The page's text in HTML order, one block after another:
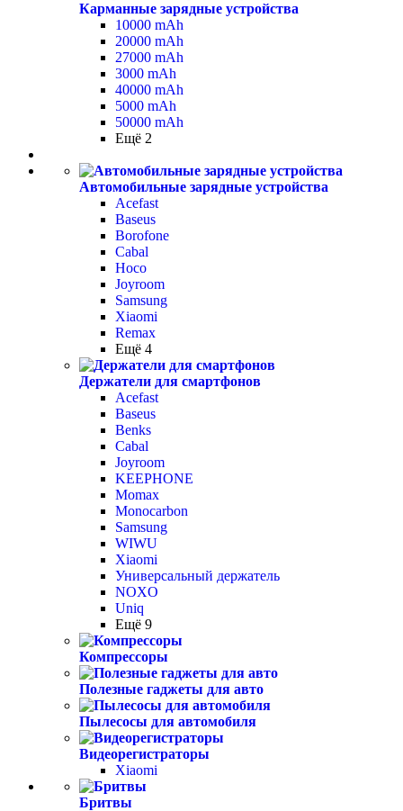
Карманные зарядные устройства
10000 mAh
20000 mAh
27000 mAh
3000 mAh
40000 mAh
5000 mAh
50000 mAh
Ещё 2
Автомобильные зарядные устройства
Acefast
Baseus
Borofone
Cabal
Hoco
Joyroom
Samsung
Xiaomi
Remax
Ещё 4
Держатели для смартфонов
Acefast
Baseus
Benks
Cabal
Joyroom
KEEPHONE
Momax
Monocarbon
Samsung
WIWU
Xiaomi
Универсальный держатель
NOXO
Uniq
Ещё 9
Компрессоры
Полезные гаджеты для авто
Пылесосы для автомобиля
Видеорегистраторы
Xiaomi
Бритвы